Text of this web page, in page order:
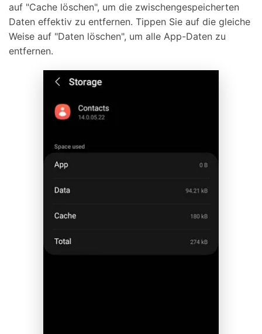
auf "Cache löschen", um die zwischengespeicherten
Daten effektiv zu entfernen. Tippen Sie auf die gleiche
Weise auf "Daten löschen", um alle App-Daten zu
entfernen.